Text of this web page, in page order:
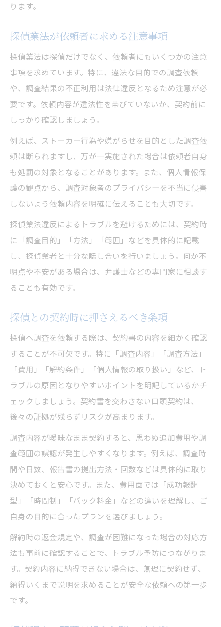
ります。
探偵業法が依頼者に求める注意事項
探偵業法は探偵だけでなく、依頼者にもいくつかの注意
事項を求めています。特に、違法な目的での調査依頼
や、調査結果の不正利用は法律違反となるため注意が必
要です。依頼内容が違法性を帯びていないか、契約前に
しっかり確認しましょう。
例えば、ストーカー行為や嫌がらせを目的とした調査依
頼は断られますし、万が一実施された場合は依頼者自身
も処罰の対象となることがあります。また、個人情報保
護の観点から、調査対象者のプライバシーを不当に侵害
しないよう依頼内容を明確に伝えることも大切です。
探偵業法違反によるトラブルを避けるためには、契約時
に「調査目的」「方法」「範囲」などを具体的に記載
し、探偵業者と十分な話し合いを行いましょう。何か不
明点や不安がある場合は、弁護士などの専門家に相談す
ることも有効です。
探偵との契約時に押さえるべき条項
探偵へ調査を依頼する際は、契約書の内容を細かく確認
することが不可欠です。特に「調査内容」「調査方法」
「費用」「解約条件」「個人情報の取り扱い」など、ト
ラブルの原因となりやすいポイントを明記しているかチ
ェックしましょう。契約書を交わさない口頭契約は、
後々の証拠が残らずリスクが高まります。
調査内容が曖昧なまま契約すると、思わぬ追加費用や調
査範囲の誤認が発生しやすくなります。例えば、調査時
間や日数、報告書の提出方法・回数などは具体的に取り
決めておくと安心です。また、費用面では「成功報酬
型」「時間制」「パック料金」などの違いを理解し、ご
自身の目的に合ったプランを選びましょう。
解約時の返金規定や、調査が困難になった場合の対応方
法も事前に確認することで、トラブル予防につながりま
す。契約内容に納得できない場合は、無理に契約せず、
納得いくまで説明を求めることが安全な依頼への第一歩
です。